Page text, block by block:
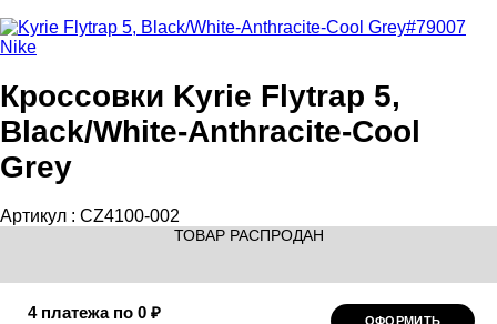
Nike
Кроссовки Kyrie Flytrap 5,
Black/White-Anthracite-Cool
Grey
Артикул : CZ4100-002
ТОВАР РАСПРОДАН
4 платежа по 0 ₽ ОФОРМИТЬ